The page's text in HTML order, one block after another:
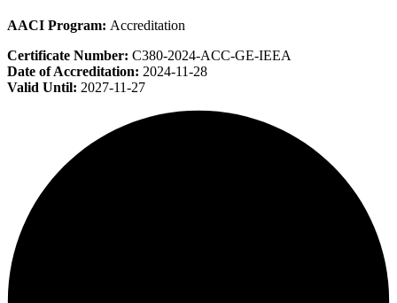
AACI Program: Accreditation
Certificate Number: C380-2024-ACC-GE-IEEA
Date of Accreditation: 2024-11-28
Valid Until: 2027-11-27